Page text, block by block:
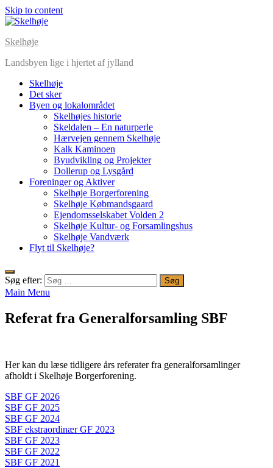
Skip to content
Skelhøje
Landsbyen lige i hjertet af jylland
Skelhøje
Det sker
Byen og lokalområdet
Skelhøjes historie
Skeldalen – En naturperle
Hærvejen gennem Skelhøje
Kalk Kaminoen
Byudvikling og Projekter
Dollerup og Lysgård
Foreninger og Aktiver
Skelhøje Borgerforening
Skelhøje Købmandsgaard
Ejendomsselskabet Volden 2
Skelhøje Kultur- og Forsamlingshus
Skelhøje Vandværk
Flyt til Skelhøje?
Søg efter:
Main Menu
Referat fra Generalforsamling SBF
Her kan du læse tidligere års referater fra generalforsamlinger
afholdt i Skelhøje Borgerforening.
SBF GF 2026
SBF GF 2025
SBF GF 2024
SBF ekstraordinær GF 2023
SBF GF 2023
SBF GF 2022
SBF GF 2021